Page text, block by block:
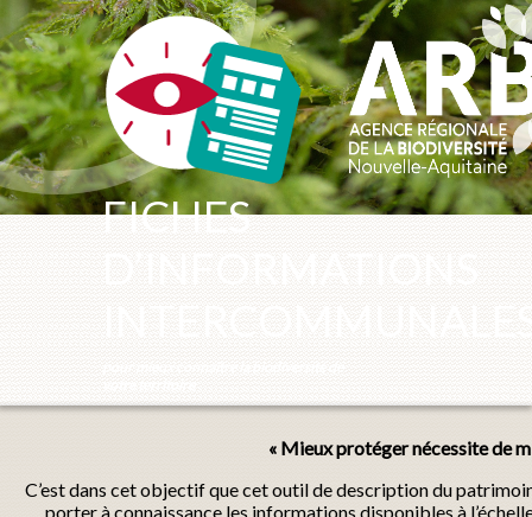
FICHES
« Mieux protéger nécessite de
C’est dans cet objectif que cet outil de description du
porter à connaissance les informations disponibles à
Panneau de gestion des cookies